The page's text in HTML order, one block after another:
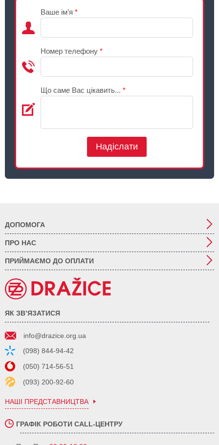
Ваше ім’я *
Номер телефону *
Що саме Вас цікавить... *
Надіслати
ДОПОМОГА
ПРО НАС
ПРИЙМАЄМО ДО ОПЛАТИ
ЯК ЗВ’ЯЗАТИСЯ
info@drazice.org.ua
(098) 844-94-42
(050) 714-56-51
(093) 200-92-60
НАШІ ПРЕДСТАВНИЦТВА
ГРАФІК РОБОТИ CALL-ЦЕНТРУ